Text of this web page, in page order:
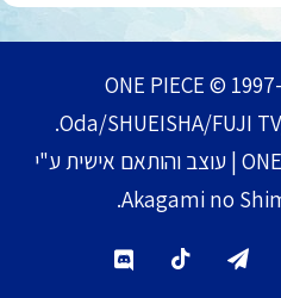
ONE PIECE ©
Oda/SHUEISHA/FUJI
ONE PIECE Nakama © 2026 | עוצב והותאם אישית ע"י
Telegram
TikTok
Discord